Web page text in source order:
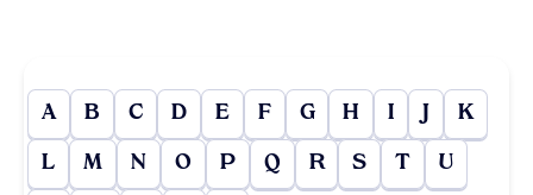
A B C D E F G H I J K
L M N O P Q R S T U